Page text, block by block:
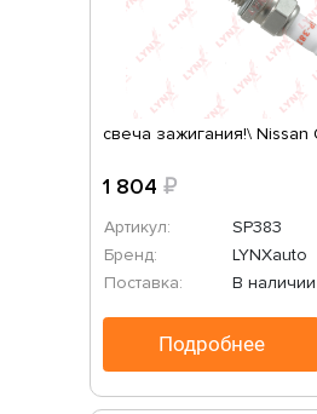
свеча зажигания!\ Nissan
1 804 ₽
Артикул:
SP383
Бренд:
LYNXauto
Поставка:
В наличии
Подробнее